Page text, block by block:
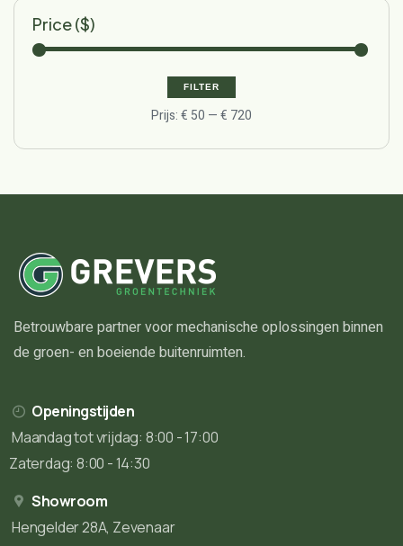
Price ($)
FILTER
Prijs:€ 50 —€ 720
Betrouwbare partner voor mechanische oplossingen binnen
de groen- en boeiende buitenruimten.
Openingstijden
Maandag tot vrijdag: 8:00 - 17:00
Zaterdag: 8:00 - 14:30
Showroom
Hengelder 28A, Zevenaar